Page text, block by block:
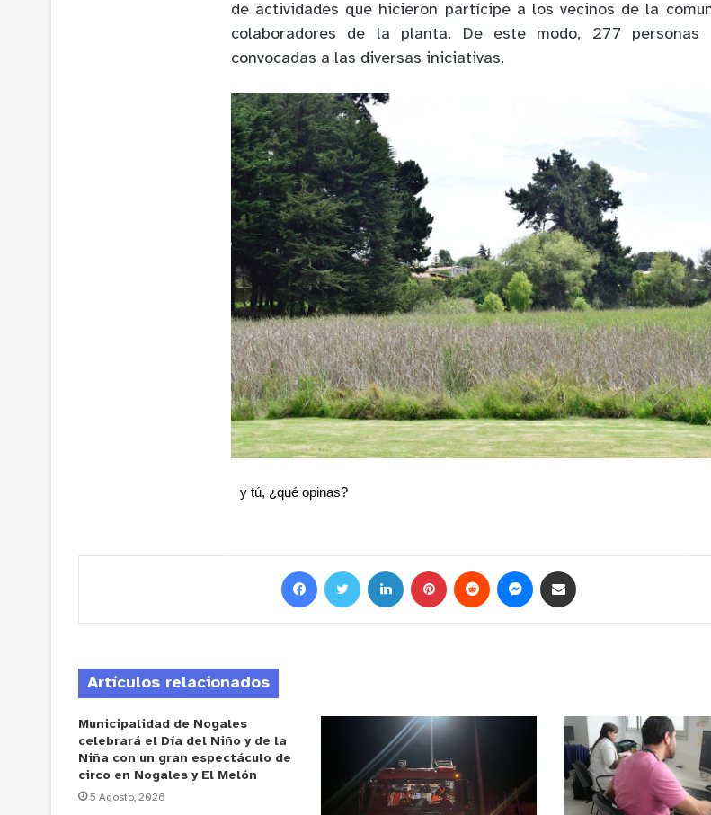
de actividades que hicieron partícipe a los vecinos de la
colaboradores de la planta. De este modo, 277 personas
convocadas a las diversas iniciativas.
y tú, ¿qué opinas?
Artículos relacionados
Municipalidad de Nogales
celebrará el Día del Niño y de la
Niña con un gran espectáculo de
circo en Nogales y El Melón
5 Agosto, 2026